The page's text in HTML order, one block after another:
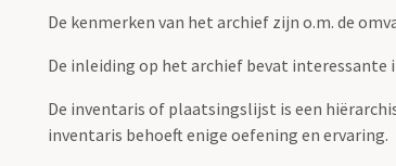
De kenmerken van het archief zijn o.m. de
De inleiding op het archief bevat interessante
De inventaris of plaatsingslijst is een
inventaris behoeft enige oefening en ervaring.